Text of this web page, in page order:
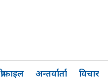
प्रोफाइल अन्तर्वार्ता विचार